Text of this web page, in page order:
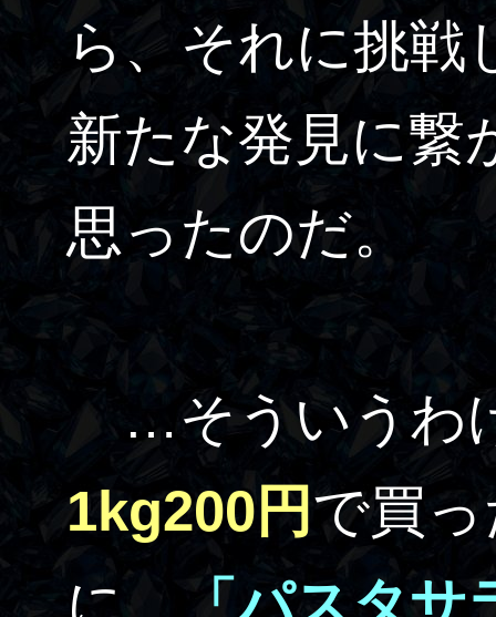
ら、それに挑戦
新たな発見に繋
思ったのだ。
…そういうわ
1kg200円で買
に、
「パスタサ